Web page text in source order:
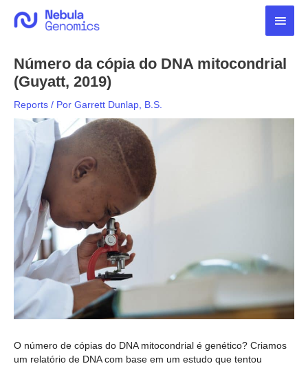
para
Número da cópia do DNA mitocondrial
(Guyatt, 2019)
Reports / Por Garrett Dunlap, B.S.
O número de cópias do DNA mitocondrial é genético? Criamos
um relatório de DNA com base em um estudo que tentou